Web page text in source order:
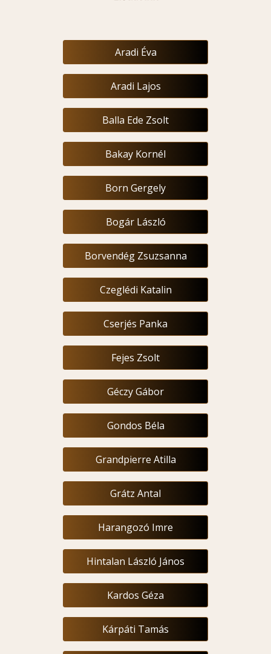
Aradi Éva
Aradi Lajos
Balla Ede Zsolt
Bakay Kornél
Born Gergely
Bogár László
Borvendég Zsuzsanna
Czeglédi Katalin
Cserjés Panka
Fejes Zsolt
Géczy Gábor
Gondos Béla
Grandpierre Atilla
Grátz Antal
Harangozó Imre
Hintalan László János
Kardos Géza
Kárpáti Tamás